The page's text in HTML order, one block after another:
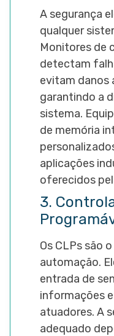
A segurança
qualquer
Monitores de
detectam
evitam danos
garantindo a
sistema.
de memória
aplicações
oferecidos
3.
Os CLPs são
automação.
entrada de
informações
atuadores. A
adequado